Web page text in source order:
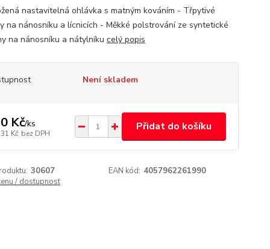
nastavitelná ohlávka s matným kováním - Třpytivé
na nánosníku a lícnicích - Měkké polstrování ze syntetické
na nánosníku a nátylníku celý popis
Není skladem
Kč/ks
Kč bez DPH
Přidat do košíku
30607 EAN kód: 4057962261990
/ dostupnost